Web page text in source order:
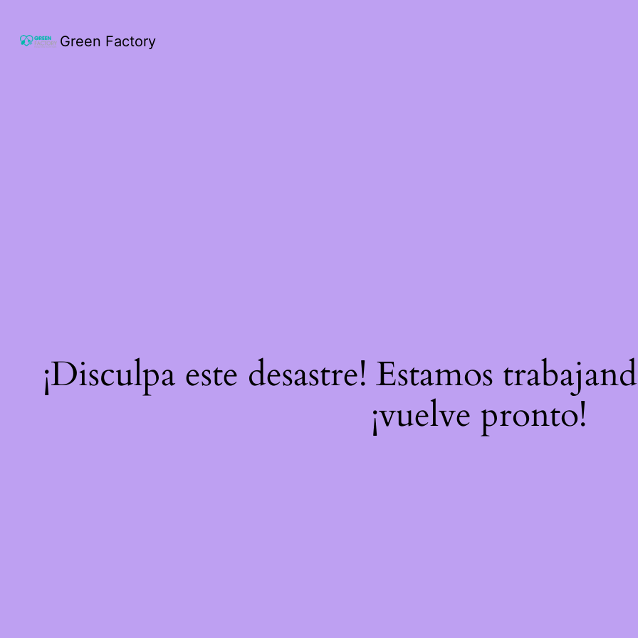
Green Factory
¡Disculpa este desastre! Estamos
¡vuelve pronto!